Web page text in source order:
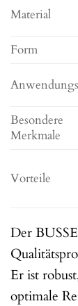
Material
Form
Besondere
Merkmale
Vorteile
Der
Er ist
optimale